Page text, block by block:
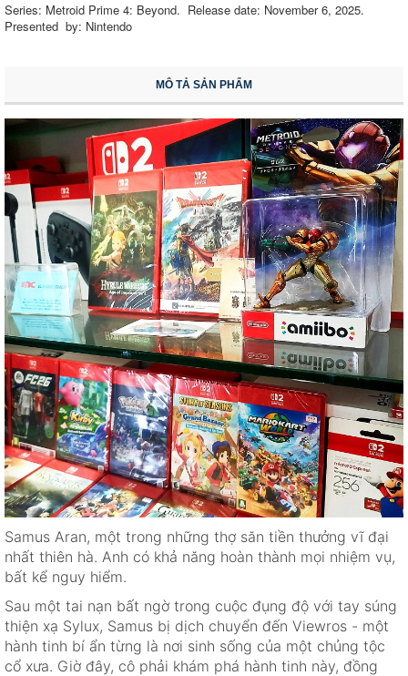
Series: Metroid Prime 4: Beyond. Release date: November 6, 2025.
Presented by: Nintendo
MÔ TẢ SẢN PHẨM
Samus Aran, một trong những thợ săn tiền thưởng vĩ đại
nhất thiên hà. Anh có khả năng hoàn thành mọi nhiệm vụ,
bất kể nguy hiểm.
Sau một tai nạn bất ngờ trong cuộc đụng độ với tay súng
thiện xạ Sylux, Samus bị dịch chuyển đến Viewros - một
hành tinh bí ẩn từng là nơi sinh sống của một chủng tộc
cổ xưa. Giờ đây, cô phải khám phá hành tinh này, đồng